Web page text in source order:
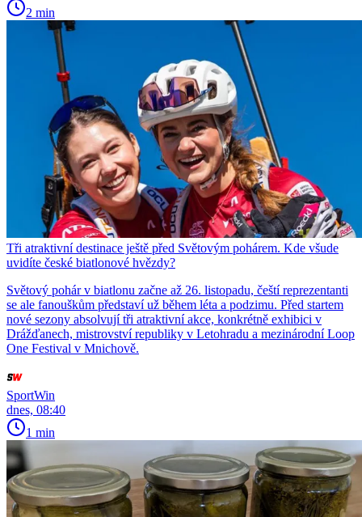
2 min
Tři atraktivní destinace ještě před Světovým pohárem. Kde všude
uvidíte české biatlonové hvězdy?
Světový pohár v biatlonu začne až 26. listopadu, čeští reprezentanti
se ale fanouškům představí už během léta a podzimu. Před startem
nové sezony absolvují tři atraktivní akce, konkrétně exhibici v
Drážďanech, mistrovství republiky v Letohradu a mezinárodní Loop
One Festival v Mnichově.
SportWin
dnes, 08:40
1 min